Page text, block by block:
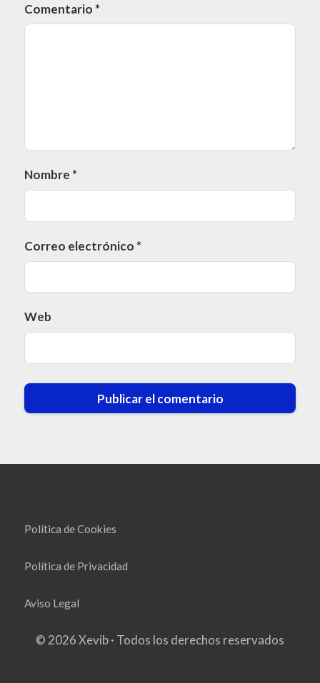
Comentario *
Nombre *
Correo electrónico *
Web
Política de Cookies
Política de Privacidad
Aviso Legal
© 2026 Xevib · Todos los derechos reservados